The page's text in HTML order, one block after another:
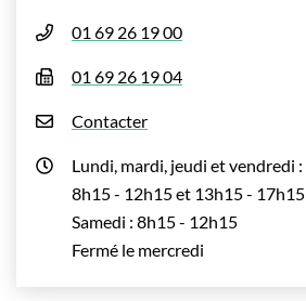
01 69 26 19 00
01 69 26 19 04
Contacter
Lundi, mardi, jeudi et vendredi :
8h15 - 12h15 et 13h15 - 17h15
Samedi : 8h15 - 12h15
Fermé le mercredi